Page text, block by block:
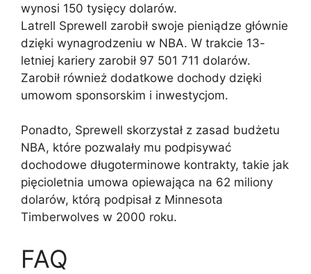
wynosi 150 tysięcy dolarów.
Latrell Sprewell zarobił swoje pieniądze głównie
dzięki wynagrodzeniu w NBA. W trakcie 13-
letniej kariery zarobił 97 501 711 dolarów.
Zarobił również dodatkowe dochody dzięki
umowom sponsorskim i inwestycjom.
Ponadto, Sprewell skorzystał z zasad budżetu
NBA, które pozwalały mu podpisywać
dochodowe długoterminowe kontrakty, takie jak
pięcioletnia umowa opiewająca na 62 miliony
dolarów, którą podpisał z Minnesota
Timberwolves w 2000 roku.
FAQ